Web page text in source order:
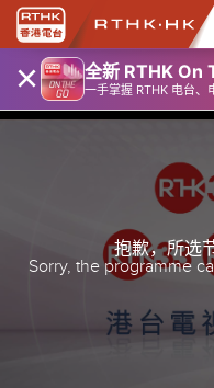
× 全新 RTHK On
一手掌握 RTHK 电台、
抱歉，所选
Sorry, the programme